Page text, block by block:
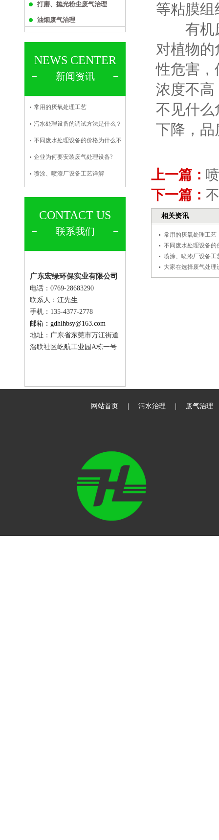
打磨、抛光粉尘废气治理
油烟废气治理
NEWS CENTER
新闻资讯
常用的厌氧处理工艺
污水处理设备的调试方法是什么？
不同废水处理设备的价格为什么不
企业为何要安装废气处理设备?
喷涂、喷漆厂设备工艺详解
CONTACT US
联系我们
广东宏绿环保实业有限公司
电话：0769-28683290
联系人： 江先生
手机：135-4377-2778
邮箱：gdhlhbsy@163.com
地址：广东省东莞市万江街道
滘联社区屹航工业园A栋一号
等粘膜
有机废
对植物
性危害，
浓度不高
不见什么
下降，品
上一篇：
下一篇：
相关资讯
常用的厌氧处理工艺
不同废水处理设备的
喷涂、喷漆厂设备工
大家在选择废气处理
网站首页 污水治理 废气治理